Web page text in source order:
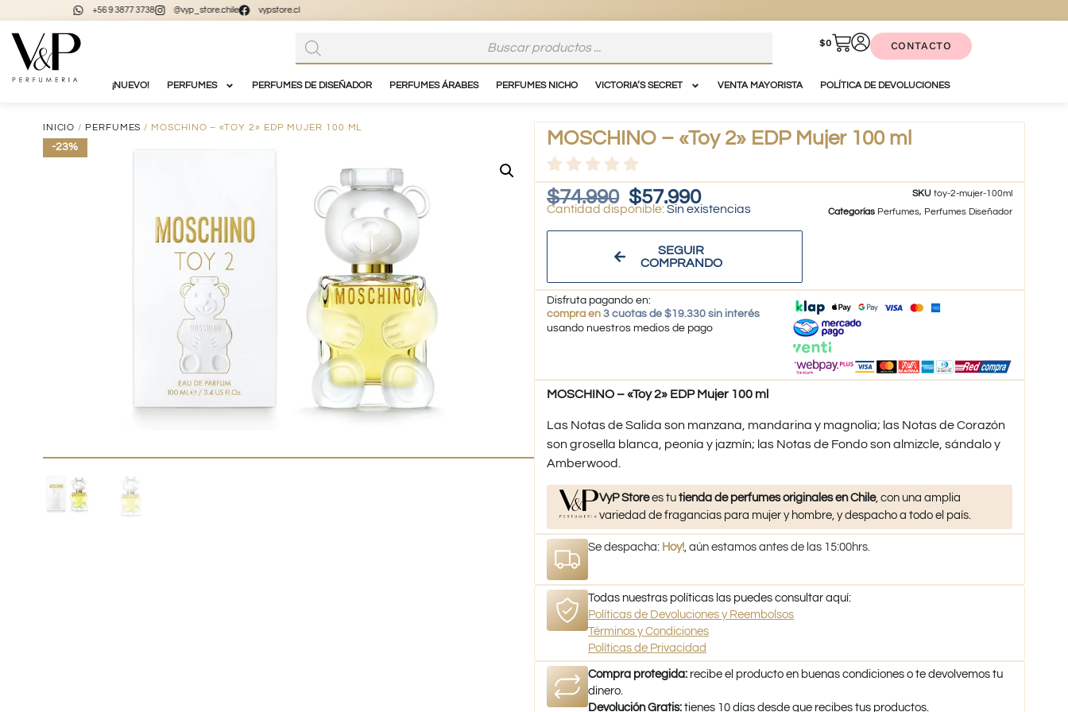
+56 9 3877 3738 @vyp_store.chile vypstore.cl
$0 CONTACTO
¡NUEVO! PERFUMES PERFUMES DE DISEÑADOR PERFUMES ÁRABES PERFUMES NICHO VICTORIA’S SECRET VENTA MAYORISTA POLÍTICA DE DEVOLUCIONES
INICIO / PERFUMES / MOSCHINO – «TOY 2» EDP MUJER 100 ML
-23% MOSCHINO – «Toy 2» EDP Mujer 100 ml
$74.990 $57.990
Sin existencias
SEGUIR
COMPRANDO
SKUtoy-2-mujer-100ml
Categorías Perfumes, Perfumes Diseñador
Disfruta pagando en:
compra en 3 cuotas de $19.330 sin interés
usando nuestros medios de pago
MOSCHINO – «Toy 2» EDP Mujer 100 ml
Las Notas de Salida son manzana, mandarina y magnolia; las Notas de Corazón
son grosella blanca, peonía y jazmín; las Notas de Fondo son almizcle, sándalo y
Amberwood.
VyP Storees tutienda de perfumes originales en Chile, con una amplia
variedad de fragancias para mujer y hombre, y despacho a todo el país.
Se despacha: Hoy! , aún estamos antes de las 15:00hrs.
Todas nuestras políticas las puedes consultar aquí:
Políticas de Devoluciones y Reembolsos
Términos y Condiciones
Políticas de Privacidad
Compra protegida: recibe el producto en buenas condiciones o te devolvemos tu
dinero.
Devolución Gratis: tienes 10 días desde que recibes tus productos.